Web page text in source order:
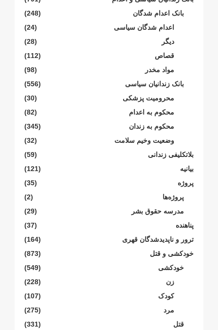
بانک اعدام شدگان
(248)
اعدام شدگان سیاسی
(24)
دیگر
(28)
قصاص
(112)
مواد مخدر
(98)
بانک زندانیان سیاسی
(556)
محرومیت پزشکی
(30)
محکوم بە اعدام
(82)
محکوم بە زندان
(345)
وضعیت وخیم سلامت
(32)
بلاتکلیفی زندانی
(59)
بیانیە
(121)
پروژە
(35)
پروژەها
(2)
مدرسە حقوق بشر
(29)
پناهنده
(37)
ترور و ناپدیدشدگان قهری
(164)
خودکشی و قتل
(873)
خودکشی
(549)
زن
(228)
کودک
(107)
مرد
(275)
قتل
(331)